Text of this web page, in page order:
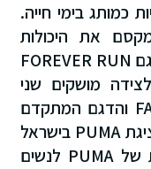
בימי חייה.
את היכולות
והביצועים ויוצא בליין חדש, נעל מדגם FOREVER RUN
מושקים שני
דגמים חדשים נוספים דגם FAST R והדגם המתקדם
NITRO FASTROID. פקטורי 54 נציגת PUMA בישראל
מציגה את נעלי הריצה המבוקשות של PUMA לנשים